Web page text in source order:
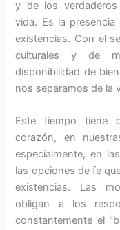
y de los verdaderos
vida. Es la
existencias. Con el
culturales y de
disponibilidad de
nos separamos de la
Este tiempo tiene
corazón, en
especialmente, en
las opciones de fe
existencias. Las
obligan a los
constantemente el